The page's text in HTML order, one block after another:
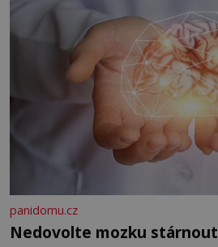
panidomu.cz
Nedovolte mozku stárnout